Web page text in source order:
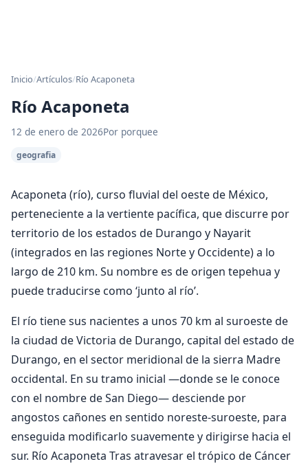
Inicio/Artículos/Río Acaponeta
Río Acaponeta
12 de enero de 2026Por porquee
geografia
Acaponeta (río), curso fluvial del oeste de México,
perteneciente a la vertiente pacífica, que discurre por
territorio de los estados de Durango y Nayarit
(integrados en las regiones Norte y Occidente) a lo
largo de 210 km. Su nombre es de origen tepehua y
puede traducirse como ‘junto al río’.
El río tiene sus nacientes a unos 70 km al suroeste de
la ciudad de Victoria de Durango, capital del estado de
Durango, en el sector meridional de la sierra Madre
occidental. En su tramo inicial —donde se le conoce
con el nombre de San Diego— desciende por
angostos cañones en sentido noreste-suroeste, para
enseguida modificarlo suavemente y dirigirse hacia el
sur. Río Acaponeta Tras atravesar el trópico de Cáncer